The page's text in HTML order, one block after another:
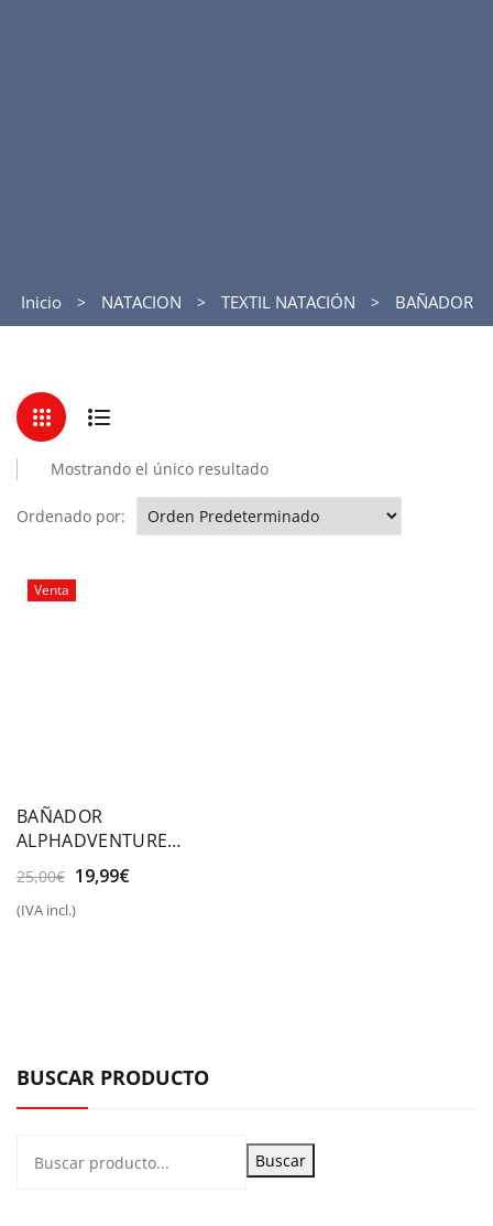
Inicio NATACION TEXTIL NATACIÓN BAÑADOR
Mostrando el único resultado
Ordenado por:
Venta
BAÑADOR
ALPHADVENTURE
CACTUSPOT
25,00€ El
original
19,99€El
(IVA incl.)
BUSCAR PRODUCTO
Buscar